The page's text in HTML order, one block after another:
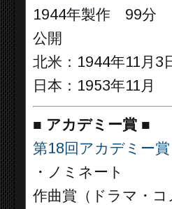
1944年製作 99分
公開
北米：1944年11月3
日本：1953年11月
■ アカデミー賞 ■
第18回アカデミー賞
・ノミネート
作曲賞（ドラマ・コ